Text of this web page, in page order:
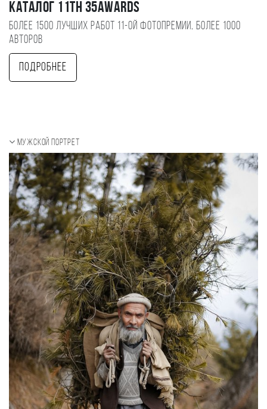
Каталог 11TH 35AWARDS
Более 1500 лучших работ 11-ой фотопремии, более 1000
авторов
Подробнее
Мужской портрет